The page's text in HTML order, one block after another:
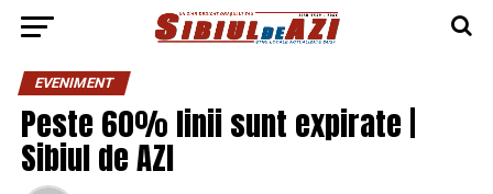
EVENIMENT
Peste 60% linii sunt expirate |
Sibiul de AZI